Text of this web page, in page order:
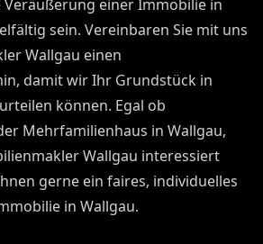
einer Immobilie in
sein. Vereinbaren Sie mit uns
Wallgau einen
damit wir Ihr Grundstück in
können. Egal ob
Mehrfamilienhaus in Wallgau,
Wallgau interessiert
gerne ein faires, individuelles
in Wallgau.